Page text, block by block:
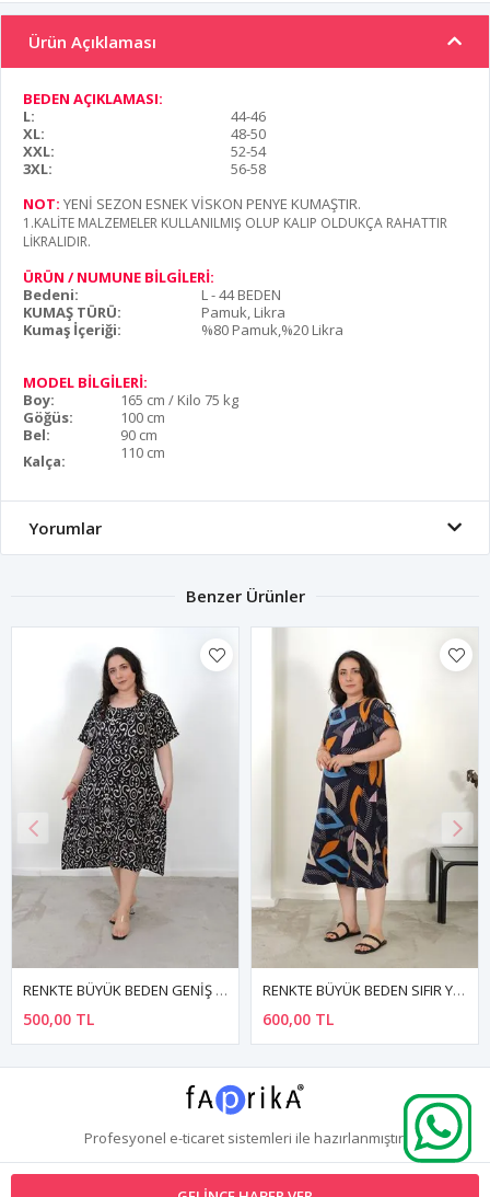
Ürün Açıklaması
BEDEN AÇIKLAMASI:
L:
44-46
XL:
48-50
XXL:
52-54
3XL:
56-58
NOT: YENİ SEZON ESNEK VİSKON PENYE KUMAŞTIR.
1.KALİTE MALZEMELER KULLANILMIŞ OLUP KALIP OLDUKÇA RAHATTIR
LİKRALIDIR.
ÜRÜN / NUMUNE BİLGİLERİ:
Bedeni:
L - 44 BEDEN
KUMAŞ TÜRÜ:
Pamuk, Likra
Kumaş İçeriği:
%80 Pamuk,%20 Likra
MODEL BİLGİLERİ:
Boy:
165 cm / Kilo 75 kg
Göğüs:
100 cm
Bel:
90 cm
Kalça:
110 cm
Yorumlar
Benzer Ürünler
RENKTE BÜYÜK BEDEN GENİŞ KESİM DESENLİ ELBİSE
500,00 TL
RENKTE BÜYÜK BEDEN SIFIR YAKA KISA KOL DESENLİ ESNEK ELBİSE
600,00 TL
Profesyonel e-ticaretsistemleri ile hazırlanmıştır.